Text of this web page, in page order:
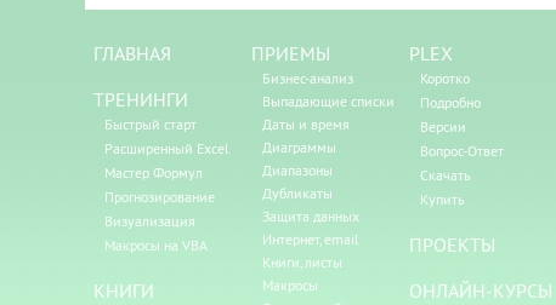
ГЛАВНАЯ
ТРЕНИНГИ
Быстрый старт
Расширенный Excel
Мастер Формул
Прогнозирование
Визуализация
Макросы на VBA
КНИГИ
ПРИЕМЫ
Бизнес-анализ
Выпадающие списки
Даты и время
Диаграммы
Диапазоны
Дубликаты
Защита данных
Интернет, email
Книги, листы
Макросы
PLEX
Коротко
Подробно
Версии
Вопрос-Ответ
Скачать
Купить
ПРОЕКТЫ
ОНЛАЙН-КУРСЫ